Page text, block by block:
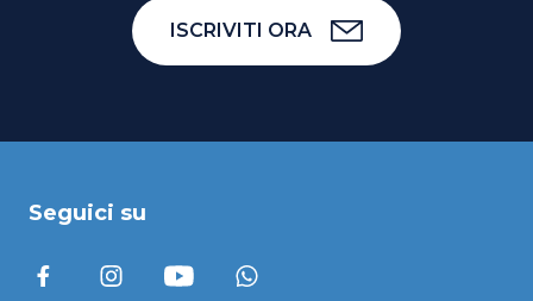
ISCRIVITI ORA
Seguici su